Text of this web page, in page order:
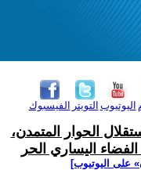
الفيسبوك التويتر اليوتيوب
الحوار المتمدن،
اليساري الحر
على اليوتيوب]